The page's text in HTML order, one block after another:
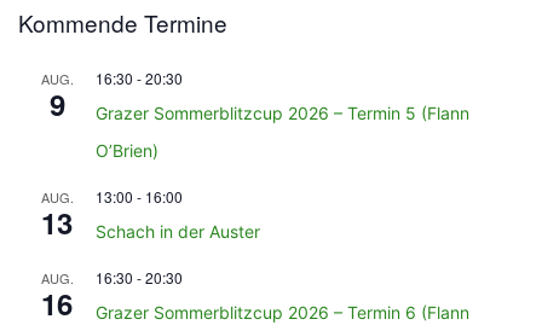
Kommende Termine
AUG.
9
16:30 -20:30
Grazer Sommerblitzcup 2026 – Termin 5 (Flann
O’Brien)
AUG.
13
13:00 - 16:00
Schach in der Auster
AUG.
16
16:30 -20:30
Grazer Sommerblitzcup 2026 – Termin 6 (Flann